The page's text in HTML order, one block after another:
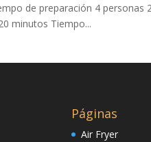
de preparación 4
minutos Tiempo...
Páginas
Air Fryer